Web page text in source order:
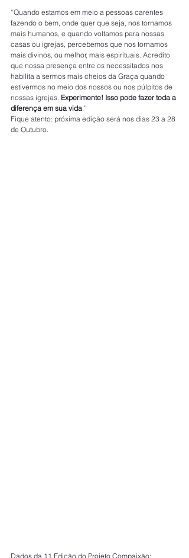
“Quando estamos em meio a pessoas carentes
fazendo o bem, onde quer que seja, nos tornamos
mais humanos, e quando voltamos para nossas
casas ou igrejas, percebemos que nos tornamos
mais divinos, ou melhor, mais espirituais. Acredito
que nossa presença entre os necessitados nos
habilita a sermos mais cheios da Graça quando
estivermos no meio dos nossos ou nos púlpitos de
nossas igrejas. Experimente! Isso pode fazer toda a
diferença em sua vida.”
Fique atento: próxima edição será nos dias 23 a 28
de Outubro.
Dados da 11 Edição do Projeto Compaixão: